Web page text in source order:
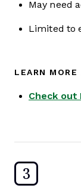
May need
Limited to
LEARN
Check
3